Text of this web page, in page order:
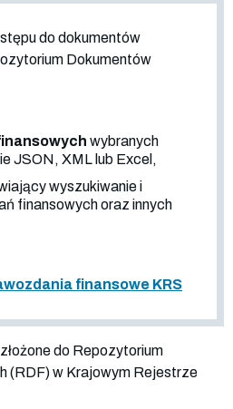
do dokumentów
Dokumentów
wybranych
JSON, XML lub Excel,
wyszukiwanie i
finansowych oraz innych
finansowe KRS
do Repozytorium
(RDF) w Krajowym Rejestrze